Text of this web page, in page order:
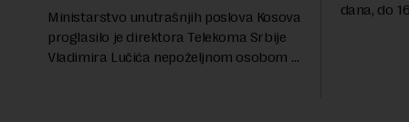
Ministarstvo unutrašnjih poslova Kosova
proglasilo je direktora Telekoma Srbije
Vladimira Lučića nepoželjnom osobom i
dana, do